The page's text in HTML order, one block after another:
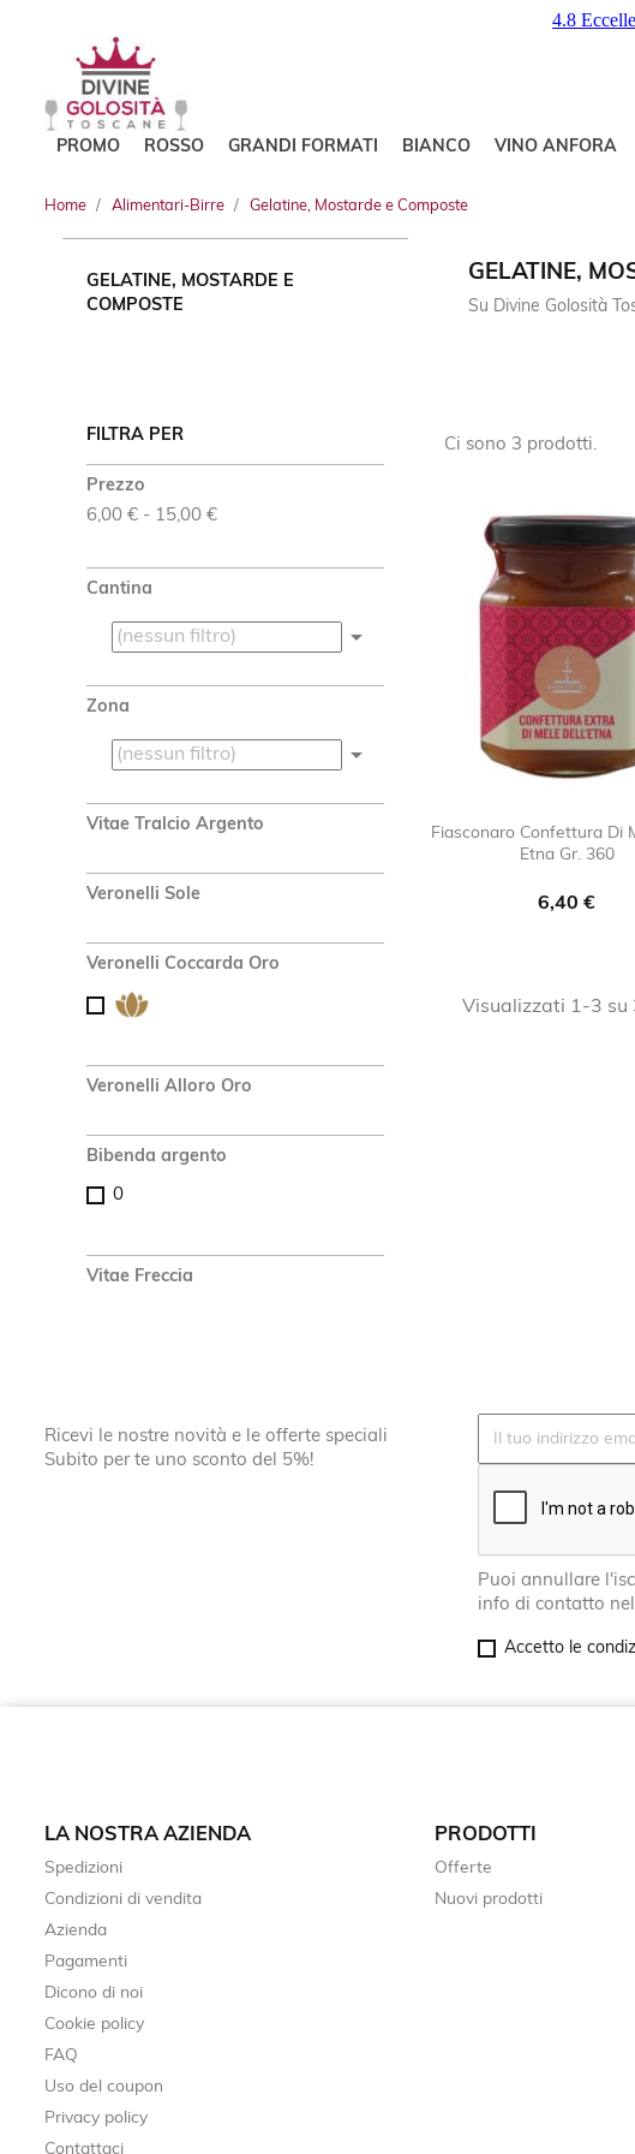
PROMO ROSSO GRANDI FORMATI BIANCO VINO ANFORA
Home Alimentari-Birre Gelatine, Mostarde e Composte
GELATINE, MOSTARDE E
COMPOSTE
FILTRA PER
Prezzo
6,00 € - 15,00 €
Cantina

Zona

Vitae Tralcio Argento
Veronelli Sole
Veronelli Coccarda Oro
Veronelli Alloro Oro
Bibenda argento
0
Vitae Freccia
GELATINE,
Su Divine Golosità
Ci sono 3 prodotti.
Fiasconaro Confettura Di
Etna Gr. 360
Prezzo
6,40 €
Visualizzati 1-3 su
Ricevi le nostre novità e le offerte speciali
Subito per te uno sconto del 5%!
Puoi annullare
info di contatto
Accetto le
LA NOSTRA AZIENDA
Spedizioni
Condizioni di vendita
Azienda
Pagamenti
Dicono di noi
Cookie policy
FAQ
Uso del coupon
Privacy policy
Contattaci
PRODOTTI
Offerte
Nuovi prodotti